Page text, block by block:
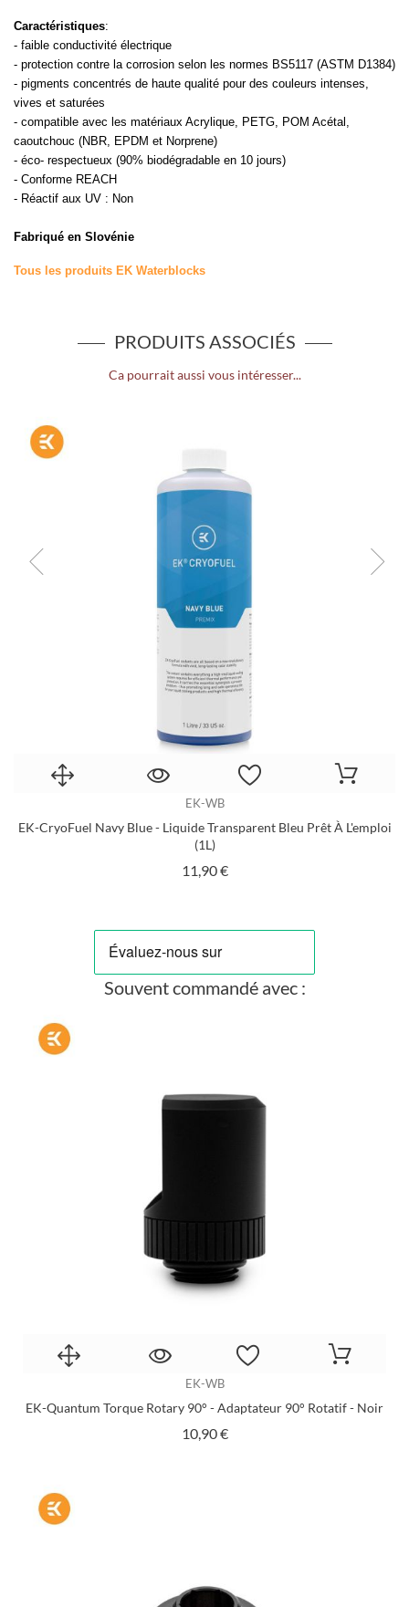
Caractéristiques:
- faible conductivité électrique
- protection contre la corrosion selon les normes BS5117 (ASTM D1384)
- pigments concentrés de haute qualité pour des couleurs intenses,
vives et saturées
- compatible avec les matériaux Acrylique, PETG, POM Acétal,
caoutchouc (NBR, EPDM et Norprene)
- éco- respectueux (90% biodégradable en 10 jours)
- Conforme REACH
- Réactif aux UV : Non
Fabriqué en Slovénie
Tous les produits EK Waterblocks
PRODUITS ASSOCIÉS
Ca pourrait aussi vous intéresser...
EK-WB
EK-CryoFuel Navy Blue - Liquide Transparent Bleu Prêt À L'emploi
(1L)
11,90 €Prix
Souvent commandé avec :
EK-WB
EK-Quantum Torque Rotary 90° - Adaptateur 90° Rotatif - Noir
10,90 €Prix